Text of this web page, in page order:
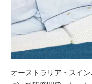
オーストラリア・スイ